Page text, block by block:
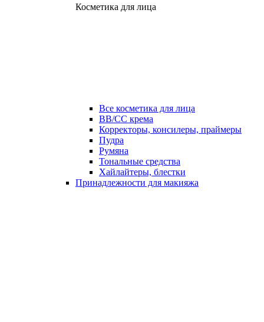
Косметика для лица
Все косметика для лица
ВВ/СС крема
Корректоры, консилеры, праймеры
Пудра
Румяна
Тональные средства
Хайлайтеры, блестки
Принадлежности для макияжа